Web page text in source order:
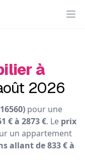
à
2026
pour une
€ à 2873 €. Le prix
un appartement
allant de 833 € à